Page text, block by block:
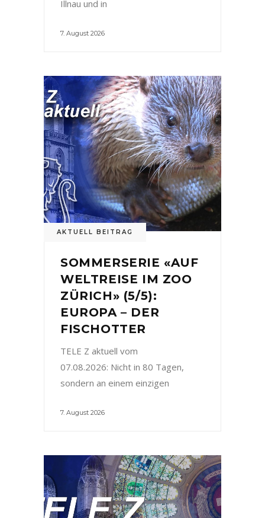
Illnau und in
7. August 2026
AKTUELL BEITRAG
SOMMERSERIE «AUF
WELTREISE IM ZOO
ZÜRICH» (5/5):
EUROPA – DER
FISCHOTTER
TELE Z aktuell vom
07.08.2026: Nicht in 80 Tagen,
sondern an einem einzigen
7. August 2026